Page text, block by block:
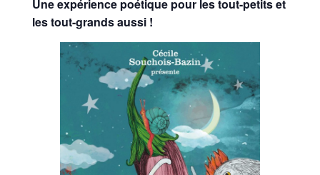
Une expérience poétique pour les tout-petits et
les tout-grands aussi !